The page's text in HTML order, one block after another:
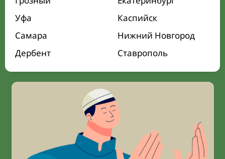
Уфа
Каспийск
Самара
Нижний Новгород
Дербент
Ставрополь